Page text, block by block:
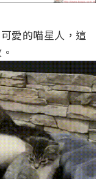
愛的喵星人，這